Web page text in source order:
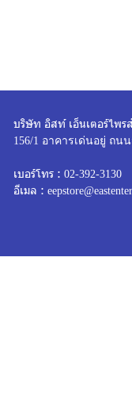
บริษัท อิสท์ เอ็นเตอร์ไพร
156/1 อาคารเด่นอยู่ ถ
เบอร์โทร : 02-392-3130
อีเมล :